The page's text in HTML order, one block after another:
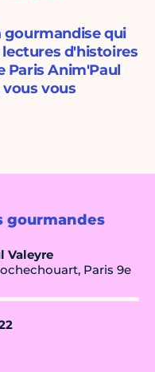
gourmandes
Valeyre
Paris 9e
gourmandise qui
d'histoires
Paris Anim'Paul
vous vous